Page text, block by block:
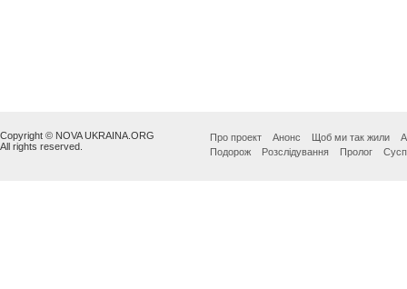
Copyright © NOVA UKRAINA.ORG
All rights reserved.
Про проект Анонс Щоб ми так жили
Подорож
Розслідування Пролог